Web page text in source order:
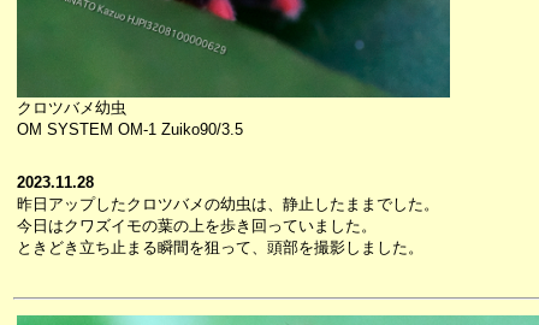
クロツバメ幼虫
OM SYSTEM OM-1 Zuiko90/3.5
2023.11.28
昨日アップしたクロツバメの幼虫は、静止したままでした。
今日はクワズイモの葉の上を歩き回っていました。
ときどき立ち止まる瞬間を狙って、頭部を撮影しました。